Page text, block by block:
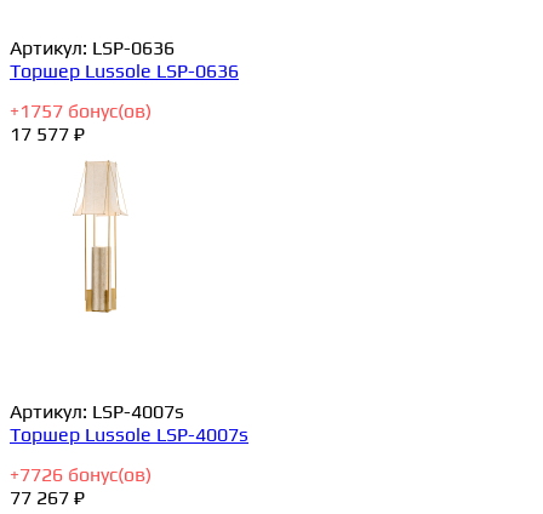
Артикул: LSP-0636
Торшер Lussole LSP-0636
+1757 бонус(ов)
17 577 ₽
Артикул: LSP-4007s
Торшер Lussole LSP-4007s
+7726 бонус(ов)
77 267 ₽